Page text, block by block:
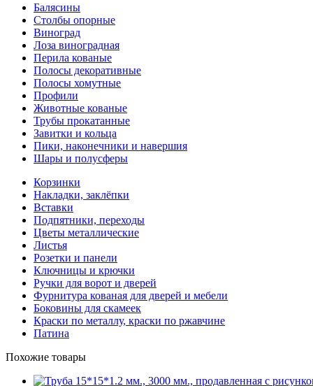
Балясины
Столбы опорные
Виноград
Лоза виноградная
Перила кованые
Полосы декоративные
Полосы хомутные
Профили
Животные кованые
Трубы прокатанные
Завитки и кольца
Пики, наконечники и навершия
Шары и полусферы
Корзинки
Накладки, заклёпки
Вставки
Подпятники, переходы
Цветы металлические
Листья
Розетки и панели
Ключницы и крючки
Ручки для ворот и дверей
Фурнитура кованая для дверей и мебели
Боковины для скамеек
Краски по металлу, краски по ржавчине
Патина
Похожие товары